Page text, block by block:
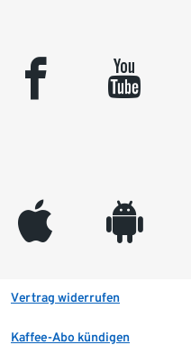
facebook youtube
appleinc android
Vertrag widerrufen
Kaffee-Abo kündigen